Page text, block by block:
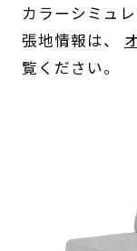
カラーシミュ
張地情報は、
覧ください。